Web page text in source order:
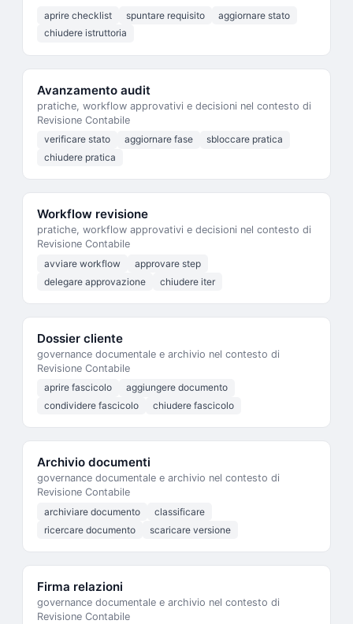
aprire checklist
spuntare requisito
aggiornare stato
chiudere istruttoria
Avanzamento audit
pratiche, workflow approvativi e decisioni nel contesto di
Revisione Contabile
verificare stato
aggiornare fase
sbloccare pratica
chiudere pratica
Workflow revisione
pratiche, workflow approvativi e decisioni nel contesto di
Revisione Contabile
avviare workflow
approvare step
delegare approvazione
chiudere iter
Dossier cliente
governance documentale e archivio nel contesto di
Revisione Contabile
aprire fascicolo
aggiungere documento
condividere fascicolo
chiudere fascicolo
Archivio documenti
governance documentale e archivio nel contesto di
Revisione Contabile
archiviare documento
classificare
ricercare documento
scaricare versione
Firma relazioni
governance documentale e archivio nel contesto di
Revisione Contabile